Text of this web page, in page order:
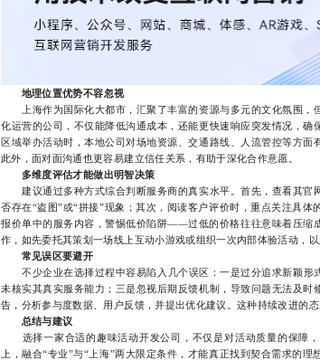
地理位置优势不容忽视
上海作为国际化大都市，汇聚了丰富的资源与多元的文化氛围，
化运营的公司，不仅能降低沟通成本，还能更快速响应突发情况，
区域举办活动时，本地公司对场地资源、交通路线、人流管控等方面
此外，面对面沟通也更容易建立信任关系，有助于深化合作意愿。
多维度评估才能做出明智决策
建议通过多种方式综合判断服务商的真实水平。首先，查看其官
否存在“盗图”或“拼接”现象；其次，阅读客户评价时，重点关注具
报价单中的服务内容，警惕低价陷阱——过低的价格往往意味着压缩
作，如先委托其策划一场线上互动小游戏或组织一次内部体验活动，
常见误区要避开
不少企业在选择过程中容易陷入几个误区：一是过分追求新颖形
未核实其真实服务能力；三是忽视后期反馈机制，导致问题无法及时
告，分析参与度数据、用户反馈，并提出优化建议。这种持续改进的态
总结与建议
选择一家合适的趣味活动开发公司，不仅是对活动质量的保障，
上，融合“专业”与“上海”两大限定条件，才能真正找到契合需求的